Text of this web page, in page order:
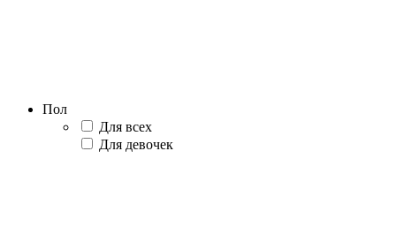
Пол
Для всех
Для девочек